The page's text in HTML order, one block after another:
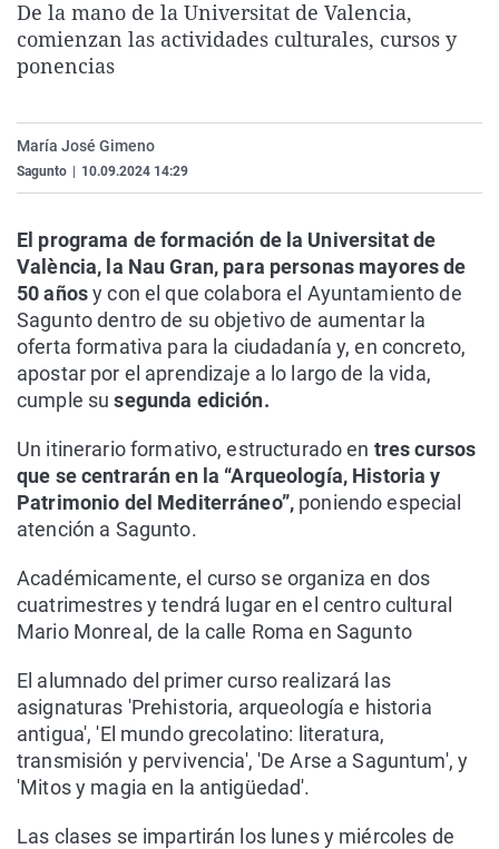
La rosa de los vientos
Gente viajera
Caso
Retornados
Extremadura
Galicia
Virales
Televisión
De la mano de la Universitat de Valencia,
comienzan las actividades culturales, cursos y
ponencias
María José Gimeno
Sagunto 10.09.2024 14:29
El programa de formación de la Universitat de
València, la Nau Gran, para personas mayores de
50 añosy con el que colabora el Ayuntamiento de
Sagunto dentro de su objetivo de aumentar la
oferta formativa para la ciudadanía y, en concreto,
apostar por el aprendizaje a lo largo de la vida,
cumple susegunda edición.
Un itinerario formativo, estructurado en tres cursos
que se centrarán en la “Arqueología, Historia y
Patrimonio del Mediterráneo”, poniendo especial
atención a Sagunto.
Académicamente, el curso se organiza en dos
cuatrimestres y tendrá lugar en el centro cultural
Mario Monreal, de la calle Roma en Sagunto
El alumnado del primer curso realizará las
asignaturas 'Prehistoria, arqueología e historia
antigua', 'El mundo grecolatino: literatura,
transmisión y pervivencia', 'De Arse a Saguntum', y
'Mitos y magia en la antigüedad'.
Las clases se impartirán los lunes y miércoles de